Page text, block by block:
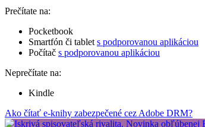
Prečítate na:
Pocketbook
Smartfón či tablet s podporovanou aplikáciou
Počítač s podporovanou aplikáciou
Neprečítate na:
Kindle
Ako čítať e-knihy zabezpečené cez Adobe DRM?